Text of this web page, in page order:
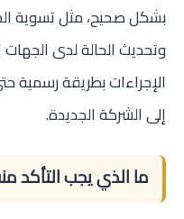
بشكل صحيح، مثل تسوية
وتحديث الحالة لدى
الإجراءات بطريقة رسمية
إلى الشركة الجديدة.
ما الذي يجب التأكد